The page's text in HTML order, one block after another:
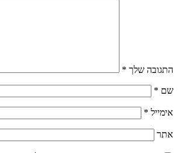
התגובה שלך *
שם *
אימייל *
אתר